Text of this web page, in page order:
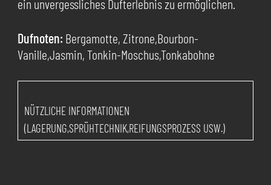
ein unvergessliches Dufterlebnis zu ermöglichen.
Dufnoten: Bergamotte, Zitrone,Bourbon-
Vanille,Jasmin, Tonkin-Moschus,Tonkabohne
NÜTZLICHE INFORMATIONEN
(LAGERUNG,SPRÜHTECHNIK,REIFUNGSPROZESS USW.)